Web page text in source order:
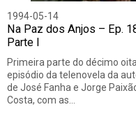
1994-05-14
Na Paz dos Anjos – Ep.
Parte I
Primeira parte do décimo
episódio da telenovela da
de José Fanha e Jorge
Costa, com as…